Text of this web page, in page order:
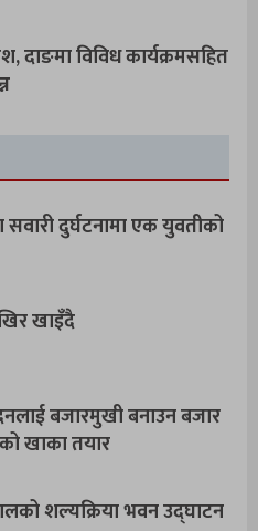
दाङमा विविध कार्यक्रमसहित
दुर्घटनामा एक युवतीको
खाइँदै
बजारमुखी बनाउन बजार
खाका तयार
शल्यक्रिया भवन उद्घाटन